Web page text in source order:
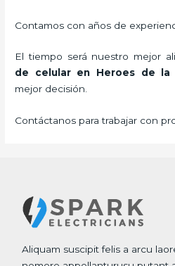
Contamos con años de
El tiempo será nuestro mejor
de celularen Heroes de la
mejor decisión.
Contáctanos para trabajar con
Aliquam suscipit felis a arcu